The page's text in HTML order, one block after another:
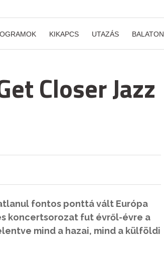
KIKAPCS UTAZÁS BALATON
Closer Jazz
fontos ponttá vált Európa
koncertsorozat fut évről-évre a
mind a hazai, mind a külföldi